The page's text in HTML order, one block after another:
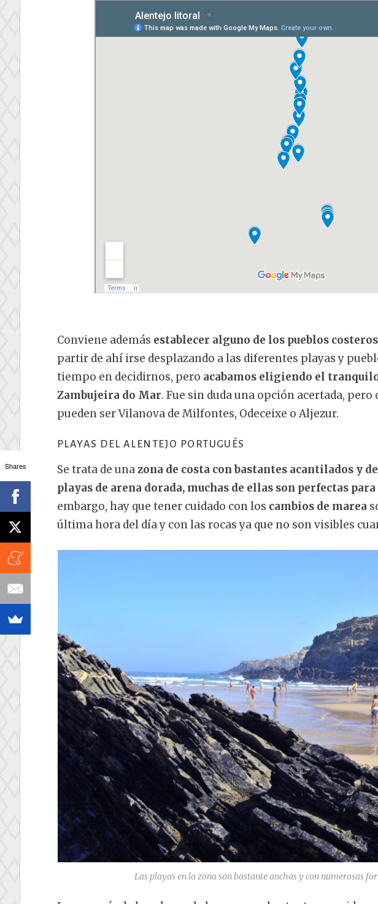
Conviene además establecer alguno de los pueblos
partir de ahí irse desplazando a las diferentes playas y
tiempo en decidirnos, pero acabamos eligiendo el
Zambujeira do Mar. Fue sin duda una opción acertada,
pueden ser Vilanova de Milfontes, Odeceixe o Aljezur.
PLAYAS DEL ALENTEJO PORTUGUÉS
Se trata de unazona de costa con bastantes acantilados y
playas de arena dorada, muchas de ellas son perfectas
embargo, hay que tener cuidado con los cambios de marea
última hora del día y con las rocas ya que no son visibles
Las playas en la zona son bastante anchas y con numerosas
Shares